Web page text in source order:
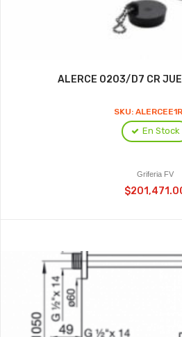
ALERCE 0203/D7 CR
SKU:
En Stock
Griferia FV